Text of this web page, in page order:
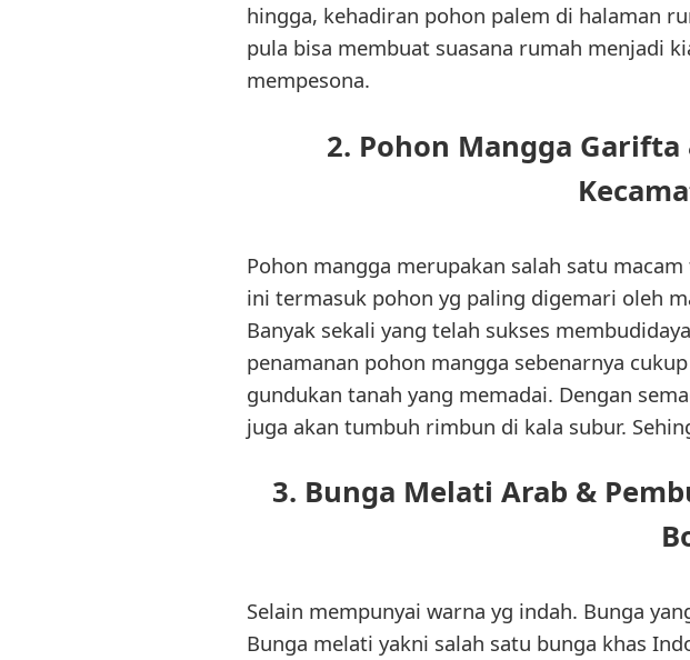
hingga, kehadiran pohon palem di halaman
pula bisa membuat suasana rumah menjadi
mempesona.
2. Pohon Mangga
Pohon mangga merupakan salah satu
ini termasuk pohon yg paling digemari oleh
Banyak sekali yang telah sukses
penamanan pohon mangga sebenarnya
gundukan tanah yang memadai. Dengan
juga akan tumbuh rimbun di kala subur.
3. Bunga Melati Arab &
Selain mempunyai warna yg indah. Bunga
Bunga melati yakni salah satu bunga khas